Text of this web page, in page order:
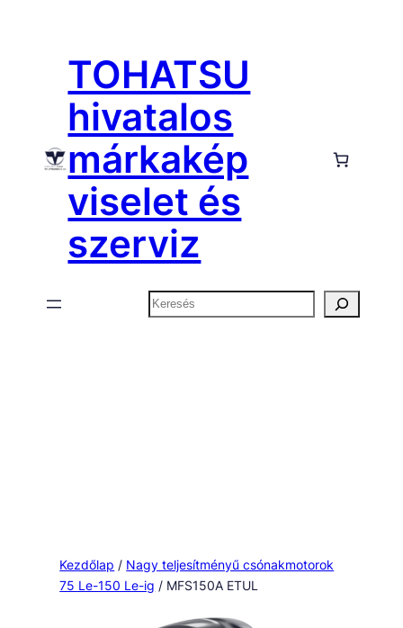
tartalomhozTOHATSU
hivatalos
márkakép
viselet és
szerviz
Keresés
Kezdőlap / Nagy teljesítményű csónakmotorok
75 Le-150 Le-ig / MFS150A ETUL